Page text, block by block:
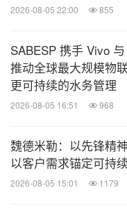
2026-08-05 22:00 855
SABESP 携手 Vivo
推动全球最大规模物
更可持续的水务管理
2026-08-05 16:51 968
魏德米勒：以先锋精
以客户需求锚定可持
2026-08-05 15:01 1179